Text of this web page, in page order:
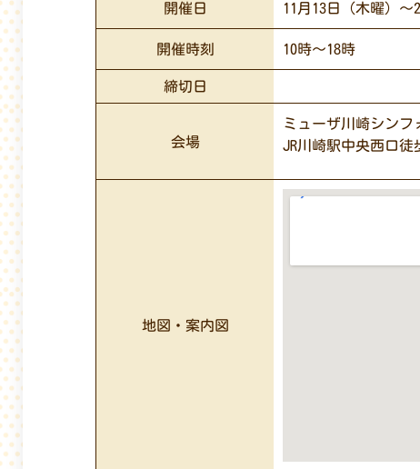
開催日 11月13日（木曜）〜
開催時刻 10時〜18時
締切日
会場
ミューザ川崎シンフ
JR川崎駅中央西口
地図・案内図